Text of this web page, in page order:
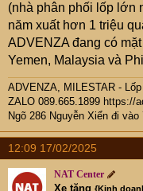
(nhà phân phối lốp lớn
năm xuất hơn 1 triệu
ADVENZA đang có
Yemen, Malaysia và
ADVENZA, MILESTAR -
ZALO 089.665.1899 https://
Ngõ 286 Nguyễn Xiển đi
12:09 17/02/2025
NAT Center
Xe tăng {Kinh